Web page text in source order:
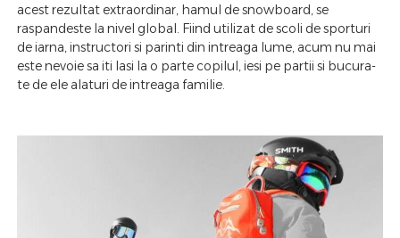
acest rezultat extraordinar, hamul de snowboard, se
raspandeste la nivel global. Fiind utilizat de scoli de sporturi
de iarna, instructori si parinti din intreaga lume, acum nu mai
este nevoie sa iti lasi la o parte copilul, iesi pe partii si bucura-
te de ele alaturi de intreaga familie.